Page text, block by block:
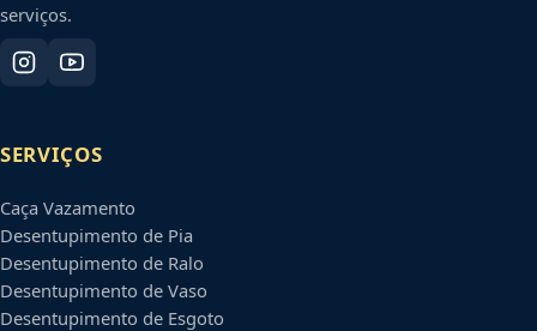
serviços.
SERVIÇOS
Caça Vazamento
Desentupimento de Pia
Desentupimento de Ralo
Desentupimento de Vaso
Desentupimento de Esgoto